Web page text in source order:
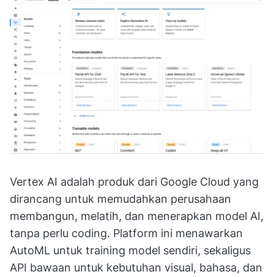
Vertex AI adalah produk dari Google Cloud yang
dirancang untuk memudahkan perusahaan
membangun, melatih, dan menerapkan model AI,
tanpa perlu coding. Platform ini menawarkan
AutoML untuk training model sendiri, sekaligus
API bawaan untuk kebutuhan visual, bahasa, dan